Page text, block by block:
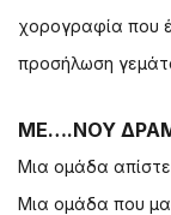
χορογραφία που
προσήλωση
ΜΕ….ΝΟΥ
Μια ομάδα
Μια ομάδα που